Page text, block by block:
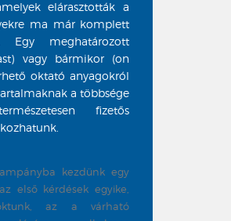
elárasztották a
ma már komplett
Egy meghatározott
vagy bármikor (on
oktató anyagokról
a többsége
fizetős
kezdünk egy
első kérdések egyike,
az a várható